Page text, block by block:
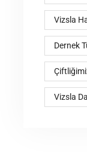
Vizsla
Dernek
Vizsla